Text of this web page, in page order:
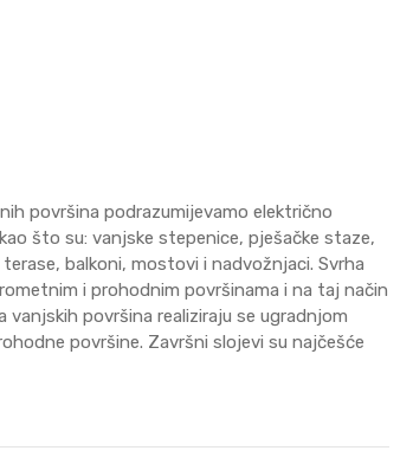
površina podrazumijevamo električno
što su: vanjske stepenice, pješačke staze,
balkoni, mostovi i nadvožnjaci. Svrha
i prohodnim površinama i na taj način
površina realiziraju se ugradnjom
površine. Završni slojevi su najčešće